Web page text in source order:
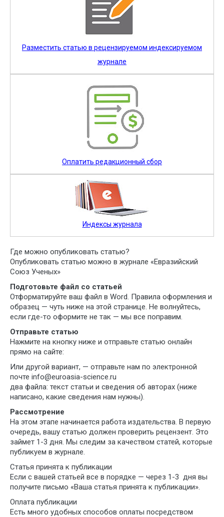
Разместить статью в рецензируемом индексируемом
журнале
Оплатить редакционный сбор
Индексы журнала
Где можно опубликовать статью?
Опубликовать статью можно в журнале «Евразийский
Союз Ученых»
Подготовьте файл со статьей
Отформатируйте ваш файл в Word. Правила оформления и
образец — чуть ниже на этой странице. Не волнуйтесь,
если где-то оформите не так — мы все поправим.
Отправьте статью
Нажмите на кнопку ниже и отправьте статью онлайн
прямо на сайте:
Или другой вариант, — отправьте нам по электронной
почте info@euroasia-science.ru
два файла: текст статьи и сведения об авторах (ниже
написано, какие сведения нам нужны).
Рассмотрение
На этом этапе начинается работа издательства. В первую
очередь, вашу статью должен проверить рецензент. Это
займет 1-3 дня. Мы следим за качеством статей, которые
публикуем в журнале.
Статья принята к публикации
Если с вашей статьей все в порядке — через 1-3 дня вы
получите письмо «Ваша статья принята к публикации».
Оплата публикации
Есть много удобных способов оплаты посредством